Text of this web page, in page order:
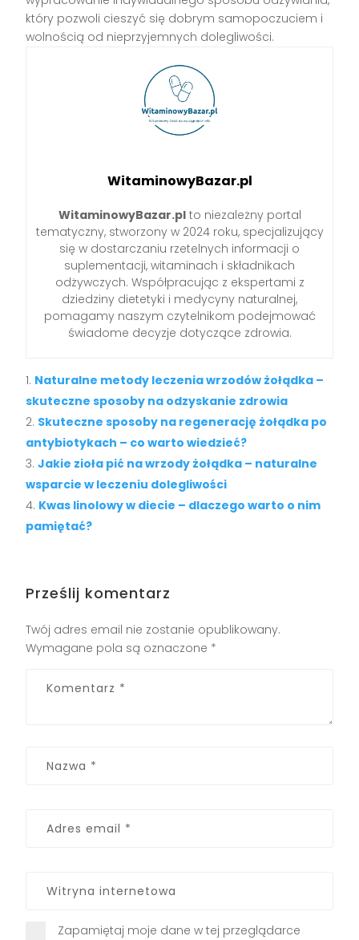
który pozwoli cieszyć się dobrym samopoczuciem i
wolnością od nieprzyjemnych dolegliwości.
WitaminowyBazar.pl
WitaminowyBazar.plto niezależny portal
tematyczny, stworzony w 2024 roku, specjalizujący
się w dostarczaniu rzetelnych informacji o
suplementacji, witaminach i składnikach
odżywczych. Współpracując z ekspertami z
dziedziny dietetyki i medycyny naturalnej,
pomagamy naszym czytelnikom podejmować
świadome decyzje dotyczące zdrowia.
Naturalne metody leczenia wrzodów żołądka –
skuteczne sposoby na odzyskanie zdrowia
Skuteczne sposoby na regenerację żołądka po
antybiotykach – co warto wiedzieć?
Jakie zioła pić na wrzody żołądka – naturalne
wsparcie w leczeniu dolegliwości
Kwas linolowy w diecie – dlaczego warto o nim
pamiętać?
Prześlij komentarz
Twój adres email nie zostanie opublikowany.
Wymagane pola są oznaczone *
Zapamiętaj moje dane w tej przeglądarce